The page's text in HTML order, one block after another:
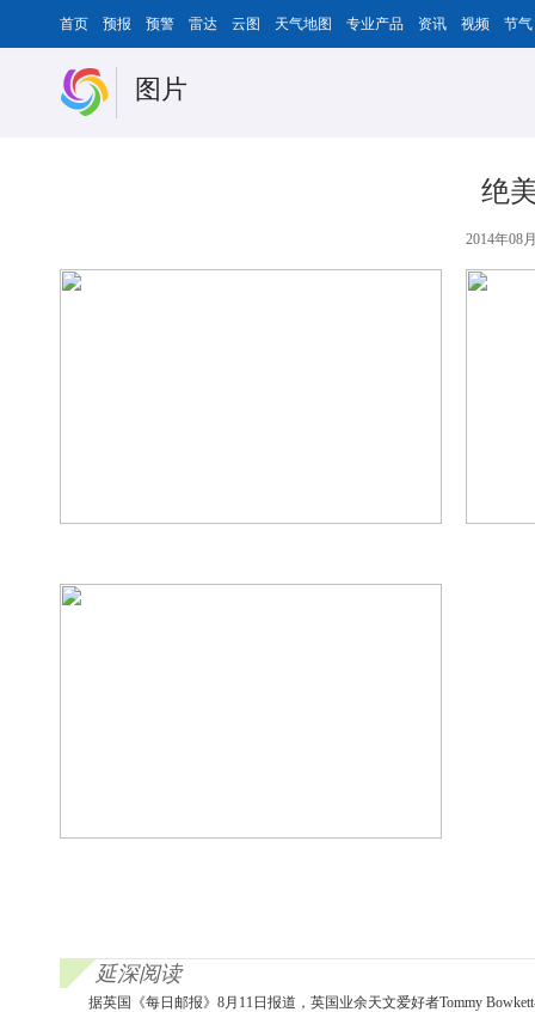
首页 预报 预警 雷达 云图 天气地图 专业产品 资讯 视频 节气
图片
绝
2014年08
延深阅读
据英国《每日邮报》8月11日报道，英国业余天文爱好者Tommy